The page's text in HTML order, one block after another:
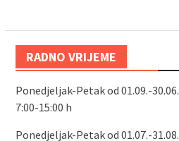
RADNO VRIJEME
Ponedjeljak-Petak od 01.09.-30.06.
7:00-15:00 h
Ponedjeljak-Petak od 01.07.-31.08.